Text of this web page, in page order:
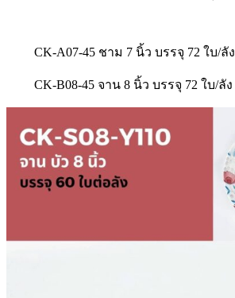
CK-A07-45 ชาม 7 นิ้ว บรรจุ 72 ใบ/ลัง
CK-B08-45 จาน 8 นิ้ว บรรจุ 72 ใบ/ลัง